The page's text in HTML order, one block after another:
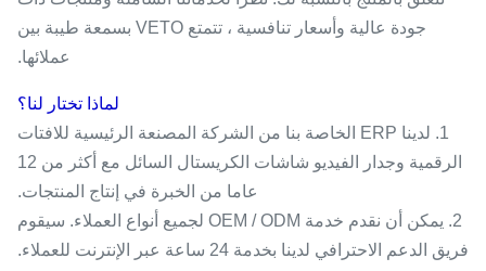
جودة عالية وأسعار تنافسية ، تتمتع VETO بسمعة طيبة بين
عملائها.
لماذا تختار لنا؟
1. لدينا ERP الخاصة بنا من الشركة المصنعة الرئيسية للافتات
الرقمية وجدار الفيديو شاشات الكريستال السائل مع أكثر من 12
عاما من الخبرة في إنتاج المنتجات.
2. يمكن أن نقدم خدمة OEM / ODM لجميع أنواع العملاء. سيقوم
فريق الدعم الاحترافي لدينا بخدمة 24 ساعة عبر الإنترنت للعملاء.